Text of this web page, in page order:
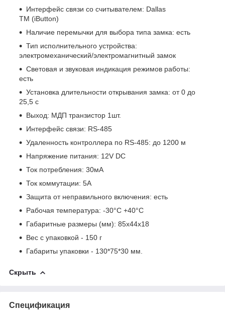
Интерфейс связи со считывателем: Dallas
TM (iButton)
Наличие перемычки для выбора типа замка: есть
Тип исполнительного устройства:
электромеханический/электромагнитный замок
Световая и звуковая индикация режимов работы:
есть
Установка длительности открывания замка: от 0 до
25,5 c
Выход: МДП транзистор 1шт.
Интерфейс связи: RS-485
Удаленность контроллера по RS-485: до 1200 м
Напряжение питания: 12V DC
Ток потребления: 30мA
Ток коммутации: 5А
Защита от неправильного включения: есть
Рабочая температура: -30°С +40°С
Габаритные размеры (мм): 85х44х18
Вес с упаковкой - 150 г
Габариты упаковки - 130*75*30 мм.
Скрыть
Спецификация